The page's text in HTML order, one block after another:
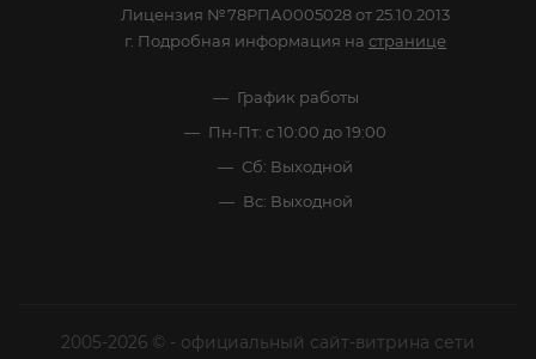
Лицензия №78РПА0005028 от 25.10.2013
г. Подробная информация на странице
График работы
Пн-Пт: с 10:00 до 19:00
Сб: Выходной
Вс: Выходной
2005-2026 © - официальный сайт-витрина сети